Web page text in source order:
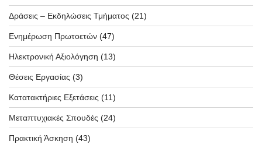
Δράσεις – Εκδηλώσεις Τμήματος (21)
Ενημέρωση Πρωτοετών (47)
Ηλεκτρονική Αξιολόγηση (13)
Θέσεις Εργασίας (3)
Κατατακτήριες Εξετάσεις (11)
Μεταπτυχιακές Σπουδές (24)
Πρακτική Άσκηση (43)